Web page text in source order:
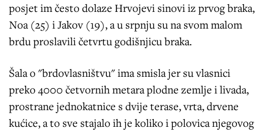
posjet im često dolaze Hrvojevi sinovi iz prvog braka,
Noa (25) i Jakov (19), a u srpnju su na svom malom
brdu proslavili četvrtu godišnjicu braka.
Šala o "brdovlasništvu" ima smisla jer su vlasnici
preko 4000 četvornih metara plodne zemlje i livada,
prostrane jednokatnice s dvije terase, vrta, drvene
kućice, a to sve stajalo ih je koliko i polovica njegovog